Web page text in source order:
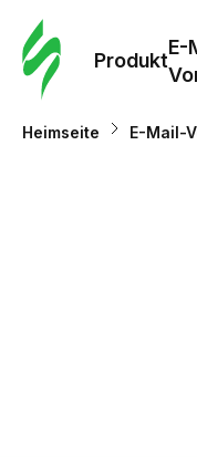
Produkt
E-
Heimseite E-Mail-